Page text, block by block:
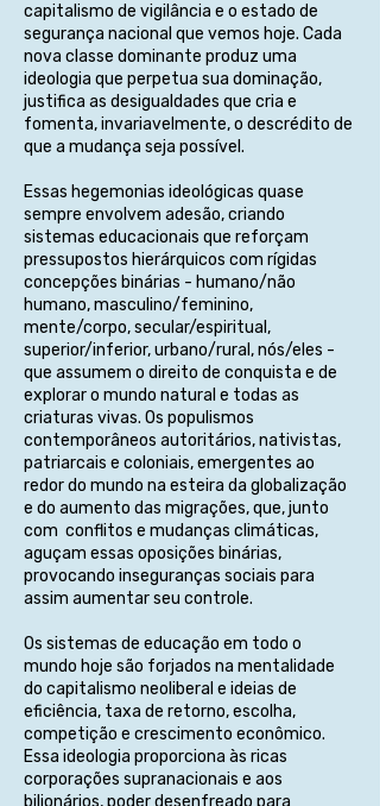
capitalismo de vigilância e o estado de
segurança nacional que vemos hoje. Cada
nova classe dominante produz uma
ideologia que perpetua sua dominação,
justifica as desigualdades que cria e
fomenta, invariavelmente, o descrédito de
que a mudança seja possível.
Essas hegemonias ideológicas quase
sempre envolvem adesão, criando
sistemas educacionais que reforçam
pressupostos hierárquicos com rígidas
concepções binárias - humano/não
humano, masculino/feminino,
mente/corpo, secular/espiritual,
superior/inferior, urbano/rural, nós/eles -
que assumem o direito de conquista e de
explorar o mundo natural e todas as
criaturas vivas. Os populismos
contemporâneos autoritários, nativistas,
patriarcais e coloniais, emergentes ao
redor do mundo na esteira da globalização
e do aumento das migrações, que, junto
com conflitos e mudanças climáticas,
aguçam essas oposições binárias,
provocando inseguranças sociais para
assim aumentar seu controle.
Os sistemas de educação em todo o
mundo hoje são forjados na mentalidade
do capitalismo neoliberal e ideias de
eficiência, taxa de retorno, escolha,
competição e crescimento econômico.
Essa ideologia proporciona às ricas
corporações supranacionais e aos
bilionários, poder desenfreado para